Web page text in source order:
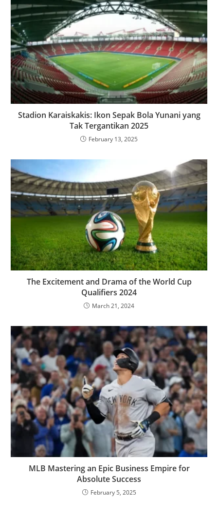
Stadion Karaiskakis: Ikon Sepak Bola Yunani yang
Tak Tergantikan 2025
February 13, 2025
The Excitement and Drama of the World Cup
Qualifiers 2024
March 21, 2024
MLB Mastering an Epic Business Empire for
Absolute Success
February 5, 2025